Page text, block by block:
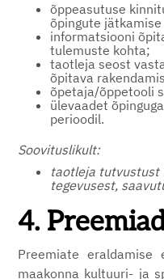
õppeasutuse
õpingute
informatsiooni
tulemuste kohta;
taotleja seost
õpitava
õpetaja/õppetooli
ülevaadet
perioodil.
Soovituslikult:
taotleja tutvustust
tegevusest,
4.
Preemiate eraldamise
maakonna kultuuri- ja